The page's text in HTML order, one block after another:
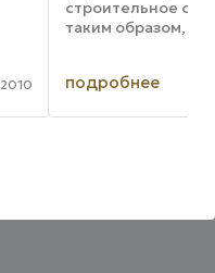
строительное
таким образом,
обслуживания. В
подробнее